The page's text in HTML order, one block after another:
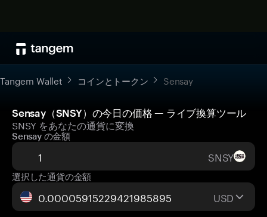
Tangem Wallet コインとトークン Sensay
Sensay（SNSY）の今日の価格 — ライブ換算ツール
SNSY をあなたの通貨に変換
Sensay の金額
SNSY
選択した通貨の金額
USD